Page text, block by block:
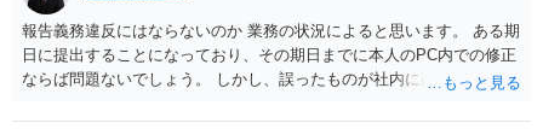
報告義務違反にはならないのか 業務の状況によると思います。 ある期
日に提出することになっており、その期日までに本人のPC内での修正
ならば問題ないでしょう。 しかし、誤ったものが社内に廻っており、
いことは業務命令違反になる可能性はありますが、いきなり懲戒と言